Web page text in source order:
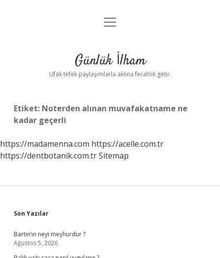
Anasayfa
Yasal Uyarı
menüyü
Günlük İlham
Ufak tefek paylaşımlarla aklına ferahlık getir.
Etiket: Noterden alınan muvafakatname ne
kadar geçerli
https://madamenna.com https://acelle.com.tr
https://dentbotanik.com.trSitemap
Sidebar
Son Yazılar
Bartın’ın neyi meşhurdur ?
Ağustos 5, 2026